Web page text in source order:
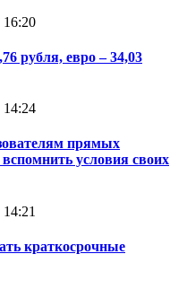
16:20
рубля, евро – 34,03
14:24
прямых
условия своих
краткосрочные